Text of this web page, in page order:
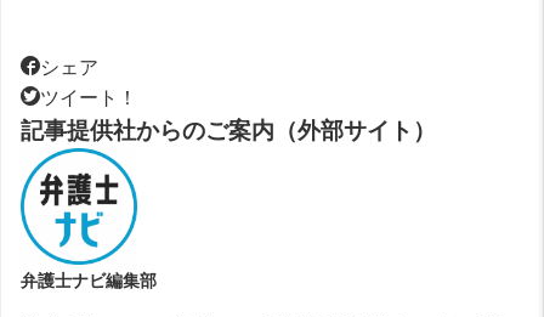
シェア
ツイート！
記事提供社からのご案内（外部サイト）
弁護士ナビ編集部